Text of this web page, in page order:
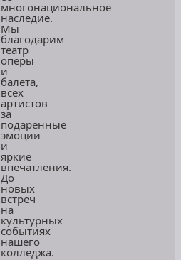
многонациональное
наследие.
Мы
благодарим
театр
оперы
и
балета,
всех
артистов
за
подаренные
эмоции
и
яркие
впечатления.
До
новых
встреч
на
культурных
событиях
нашего
колледжа.